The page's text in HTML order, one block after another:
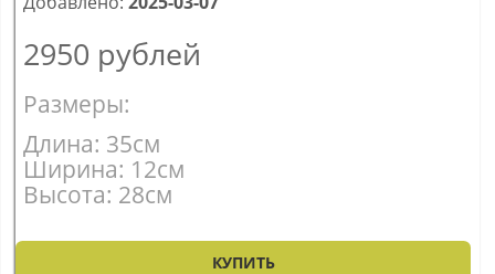
2950 рублей
Размеры:
Длина: 35см
Ширина: 12см
Высота: 28см
КУПИТЬ